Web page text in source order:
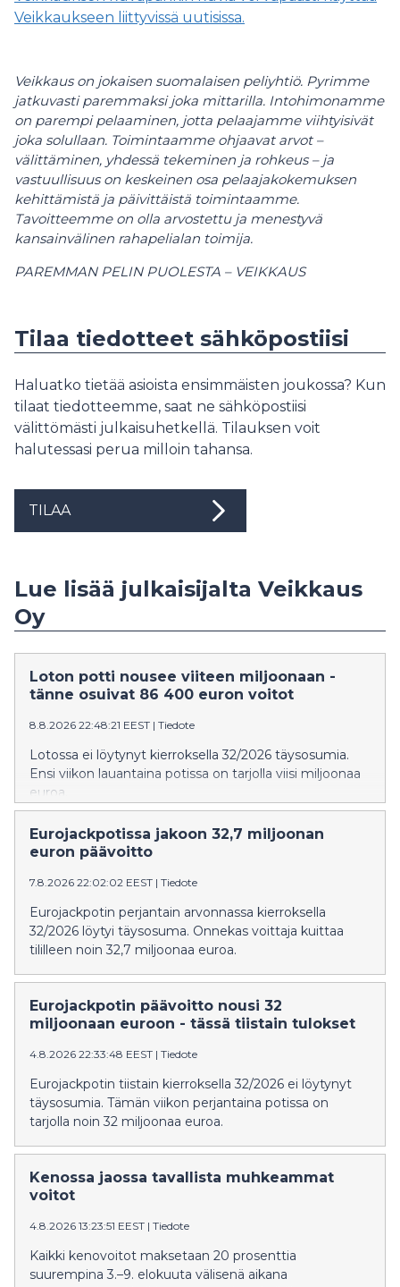
Veikkaukseen liittyvissä uutisissa.
Veikkaus on jokaisen suomalaisen peliyhtiö. Pyrimme
jatkuvasti paremmaksi joka mittarilla. Intohimonamme
on parempi pelaaminen, jotta pelaajamme viihtyisivät
joka solullaan. Toimintaamme ohjaavat arvot –
välittäminen, yhdessä tekeminen ja rohkeus – ja
vastuullisuus on keskeinen osa pelaajakokemuksen
kehittämistä ja päivittäistä toimintaamme.
Tavoitteemme on olla arvostettu ja menestyvä
kansainvälinen rahapelialan toimija.
PAREMMAN PELIN PUOLESTA – VEIKKAUS
Tilaa tiedotteet sähköpostiisi
Haluatko tietää asioista ensimmäisten joukossa? Kun
tilaat tiedotteemme, saat ne sähköpostiisi
välittömästi julkaisuhetkellä. Tilauksen voit
halutessasi perua milloin tahansa.
TILAA
Lue lisää julkaisijalta Veikkaus
Oy
Loton potti nousee viiteen miljoonaan -
tänne osuivat 86 400 euron voitot
8.8.2026 22:48:21 EEST | Tiedote
Lotossa ei löytynyt kierroksella 32/2026 täysosumia.
Ensi viikon lauantaina potissa on tarjolla viisi miljoonaa
euroa.
Eurojackpotissa jakoon 32,7 miljoonan
euron päävoitto
7.8.2026 22:02:02 EEST | Tiedote
Eurojackpotin perjantain arvonnassa kierroksella
32/2026 löytyi täysosuma. Onnekas voittaja kuittaa
tililleen noin 32,7 miljoonaa euroa.
Eurojackpotin päävoitto nousi 32
miljoonaan euroon - tässä tiistain tulokset
4.8.2026 22:33:48 EEST | Tiedote
Eurojackpotin tiistain kierroksella 32/2026 ei löytynyt
täysosumia. Tämän viikon perjantaina potissa on
tarjolla noin 32 miljoonaa euroa.
Kenossa jaossa tavallista muhkeammat
voitot
4.8.2026 13:23:51 EEST | Tiedote
Kaikki kenovoitot maksetaan 20 prosenttia
suurempina 3.–9. elokuuta välisenä aikana